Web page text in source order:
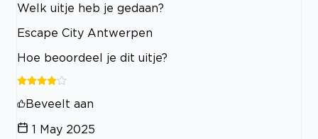
Welk uitje heb je gedaan?
Escape City Antwerpen
Hoe beoordeel je dit uitje?
Beveelt aan
1 May 2025